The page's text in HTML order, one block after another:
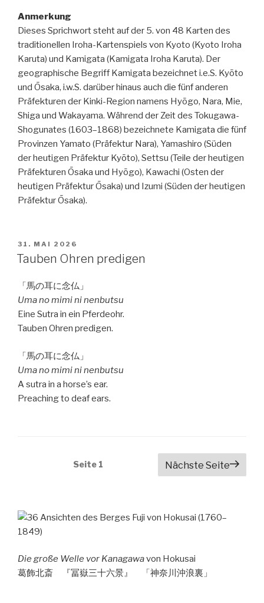
Anmerkung
Dieses Sprichwort steht auf der 5. von 48 Karten des
traditionellen Iroha-Kartenspiels von Kyoto (Kyoto Iroha
Karuta) und Kamigata (Kamigata Iroha Karuta). Der
geographische Begriff Kamigata bezeichnet i.e.S. Kyōto
und Ōsaka, i.w.S. darüber hinaus auch die fünf anderen
Präfekturen der Kinki-Region namens Hyōgo, Nara, Mie,
Shiga und Wakayama. Während der Zeit des Tokugawa-
Shogunates (1603–1868) bezeichnete Kamigata die fünf
Provinzen Yamato (Präfektur Nara), Yamashiro (Süden
der heutigen Präfektur Kyōto), Settsu (Teile der heutigen
Präfekturen Ōsaka und Hyōgo), Kawachi (Osten der
heutigen Präfektur Ōsaka) und Izumi (Süden der heutigen
Präfektur Ōsaka).
VERÖFFENTLICHT
AM
31. MAI 2026
Tauben Ohren predigen
「馬の耳に念仏」
Uma no mimi ni nenbutsu
Eine Sutra in ein Pferdeohr.
Tauben Ohren predigen.
「馬の耳に念仏」
Uma no mimi ni nenbutsu
A sutra in a horse’s ear.
Preaching to deaf ears.
Beitragsnavigation
Seite 1 Nächste Seite
Die große Welle vor Kanagawavon Hokusai
葛飾北斎 『冨嶽三十六景』 「神奈川沖浪裏」